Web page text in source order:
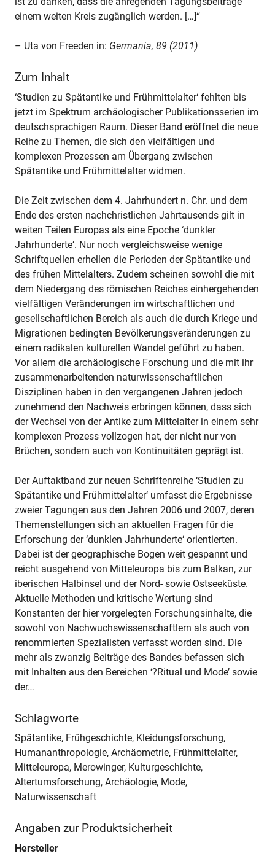
einem weiten Kreis zugänglich werden. […]“
– Uta von Freeden in: Germania, 89 (2011)
Zum Inhalt
‘Studien zu Spätantike und Frühmittelalter‘ fehlten bis
jetzt im Spektrum archäologischer Publikationsserien im
deutschsprachigen Raum. Dieser Band eröffnet die neue
Reihe zu Themen, die sich den vielfältigen und
komplexen Prozessen am Übergang zwischen
Spätantike und Frühmittelalter widmen.
Die Zeit zwischen dem 4. Jahrhundert n. Chr. und dem
Ende des ersten nachchristlichen Jahrtausends gilt in
weiten Teilen Europas als eine Epoche ‘dunkler
Jahrhunderte‘. Nur noch vergleichsweise wenige
Schriftquellen erhellen die Perioden der Spätantike und
des frühen Mittelalters. Zudem scheinen sowohl die mit
dem Niedergang des römischen Reiches einhergehenden
vielfältigen Veränderungen im wirtschaftlichen und
gesellschaftlichen Bereich als auch die durch Kriege und
Migrationen bedingten Bevölkerungsveränderungen zu
einem radikalen kulturellen Wandel geführt zu haben.
Vor allem die archäologische Forschung und die mit ihr
zusammenarbeitenden naturwissenschaftlichen
Disziplinen haben in den vergangenen Jahren jedoch
zunehmend den Nachweis erbringen können, dass sich
der Wechsel von der Antike zum Mittelalter in einem sehr
komplexen Prozess vollzogen hat, der nicht nur von
Brüchen, sondern auch von Kontinuitäten geprägt ist.
Der Auftaktband zur neuen Schriftenreihe ‘Studien zu
Spätantike und Frühmittelalter‘ umfasst die Ergebnisse
zweier Tagungen aus den Jahren 2006 und 2007, deren
Themenstellungen sich an aktuellen Fragen für die
Erforschung der ‘dunklen Jahrhunderte‘ orientierten.
Dabei ist der geographische Bogen weit gespannt und
reicht ausgehend von Mitteleuropa bis zum Balkan, zur
iberischen Halbinsel und der Nord- sowie Ostseeküste.
Aktuelle Methoden und kritische Wertung sind
Konstanten der hier vorgelegten Forschungsinhalte, die
sowohl von Nachwuchswissenschaftlern als auch von
renommierten Spezialisten verfasst worden sind. Die
mehr als zwanzig Beiträge des Bandes befassen sich
mit Inhalten aus den Bereichen ‘?Ritual und Mode’ sowie
der…
Schlagworte
Spätantike, Frühgeschichte, Kleidungsforschung,
Humananthropologie, Archäometrie, Frühmittelalter,
Mitteleuropa, Merowinger, Kulturgeschichte,
Altertumsforschung, Archäologie, Mode,
Naturwissenschaft
Angaben zur Produktsicherheit
Hersteller